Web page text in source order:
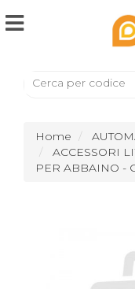
Home
ACCESSORI
PER ABBAINO -